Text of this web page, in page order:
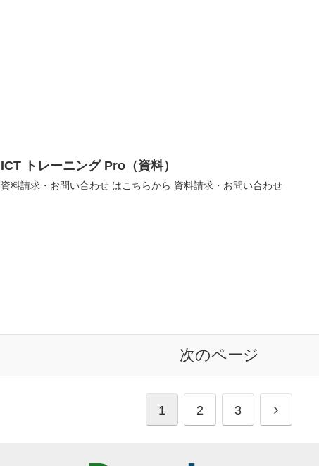
ICT トレーニング Pro（資料）
資料請求・お問い合わせ はこちらから 資料請求・お問い合わせ
次のページ
1 2 3